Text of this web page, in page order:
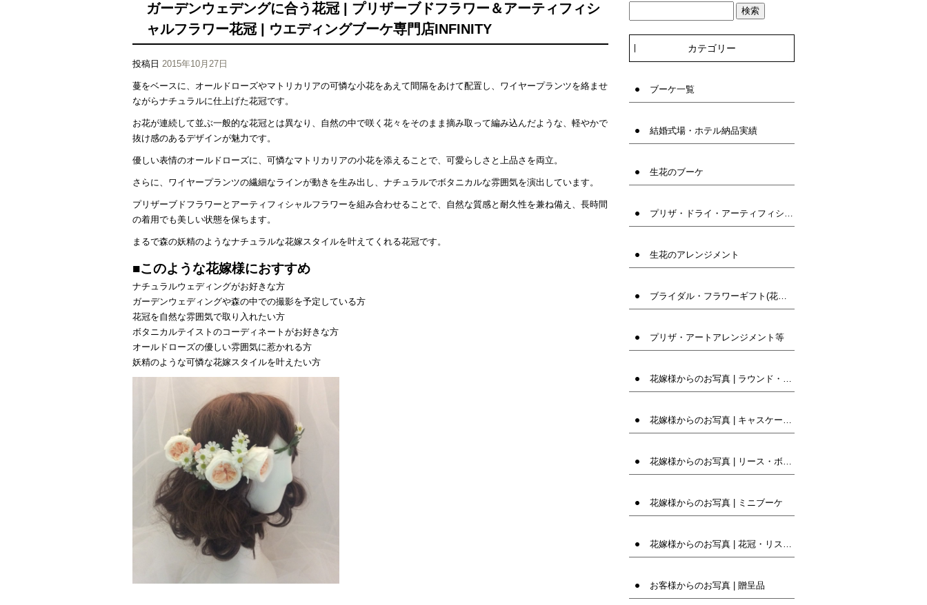
ガーデンウェデングに合う花冠 | プリザーブドフラワー＆アーティフィシ
ャルフラワー花冠 | ウエディングブーケ専門店INFINITY
投稿日 2015年10月27日
蔓をベースに、オールドローズやマトリカリアの可憐な小花をあえて間隔をあけて配置し、ワイヤープランツを絡ませ
ながらナチュラルに仕上げた花冠です。
お花が連続して並ぶ一般的な花冠とは異なり、自然の中で咲く花々をそのまま摘み取って編み込んだような、軽やかで
抜け感のあるデザインが魅力です。
優しい表情のオールドローズに、可憐なマトリカリアの小花を添えることで、可愛らしさと上品さを両立。
さらに、ワイヤープランツの繊細なラインが動きを生み出し、ナチュラルでボタニカルな雰囲気を演出しています。
プリザーブドフラワーとアーティフィシャルフラワーを組み合わせることで、自然な質感と耐久性を兼ね備え、長時間
の着用でも美しい状態を保ちます。
まるで森の妖精のようなナチュラルな花嫁スタイルを叶えてくれる花冠です。
■このような花嫁様におすすめ
ナチュラルウェディングがお好きな方
ガーデンウェディングや森の中での撮影を予定している方
花冠を自然な雰囲気で取り入れたい方
ボタニカルテイストのコーディネートがお好きな方
オールドローズの優しい雰囲気に惹かれる方
妖精のような可憐な花嫁スタイルを叶えたい方
カテゴリー
ブーケ一覧
結婚式場・ホテル納品実績
生花のブーケ
プリザ・ドライ・アーティフィシャルフラワー(造花)ブーケ
生花のアレンジメント
ブライダル・フラワーギフト(花束・髪飾りなど)
プリザ・アートアレンジメント等
花嫁様からのお写真 | ラウンド・クラッチ
花嫁様からのお写真 | キャスケード・オーバル
花嫁様からのお写真 | リース・ボール・バック
花嫁様からのお写真 | ミニブーケ
花嫁様からのお写真 | 花冠・リストレット等
お客様からのお写真 | 贈呈品